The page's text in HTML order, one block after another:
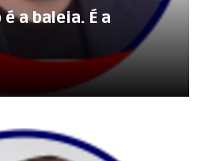
a baleia. É a